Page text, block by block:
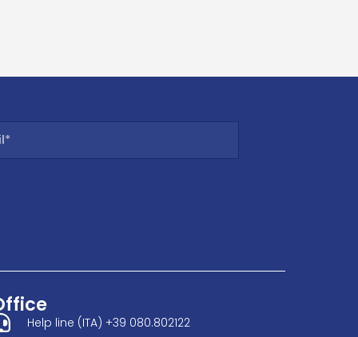
Help line (ITA) +39 080.802122